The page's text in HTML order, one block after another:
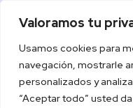
Valoramos tu
Usamos cookies para
navegación, mostrarle
personalizados y
“Aceptar todo” usted
Saltar
contenido